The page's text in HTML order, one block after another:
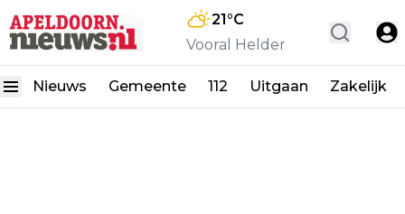
21°C
Vooral Helder
Nieuws Gemeente 112 Uitgaan Zakelijk